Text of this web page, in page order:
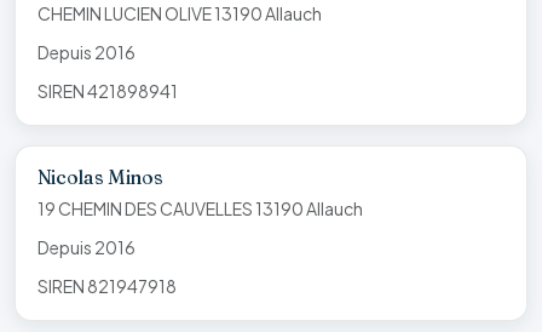
CHEMIN LUCIEN OLIVE 13190 Allauch
Depuis 2016
SIREN 421898941
Nicolas Minos
19 CHEMIN DES CAUVELLES 13190 Allauch
Depuis 2016
SIREN 821947918